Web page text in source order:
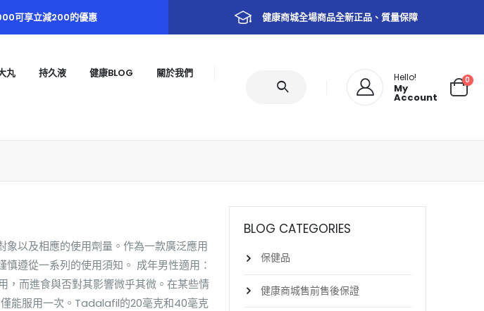
可享立減200的優惠 健康商城全場商品全新正品、質量保障
丸 持久液 健康BLOG 關於我們 Hello!
My
Account
0
以及相應的使用劑量。作為一款廣泛應用
遵從一系列的使用須知。 成年男性適用：
，而進食與否對其影響微乎其微。在某些情
能服用一次。Tadalafil的20毫克和40毫克
BLOG CATEGORIES
保健品
健康商城售前售後保證